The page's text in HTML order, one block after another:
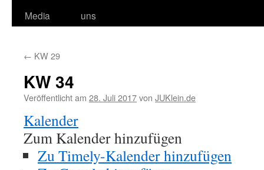
Media
uns
← KW 29
KW 34
Veröffentlicht am 28. Juli 2017von JUKlein.de
Kalender
Zum Kalender hinzufügen
Zu Timely-Kalender hinzufügen